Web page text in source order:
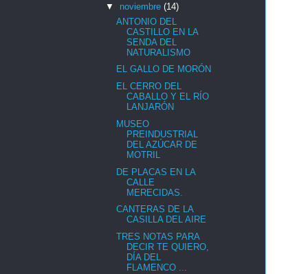
▼ noviembre (14)
ANTONIO DEL
CASTILLO EN LA
SENDA DEL
NATURALISMO
EL GALLO DE MORÓN
EL CERRO DEL
CABALLO Y EL RÍO
LANJARÓN
MUSEO
PREINDUSTRIAL
DEL AZÚCAR DE
MOTRIL
DE PLACAS EN LA
CALLE
MERECIDAS.
CANTERAS DE LA
CASILLA DEL AIRE
TRES NOTAS PARA
DECIR TE QUIERO,
DÍA DEL
FLAMENCO ...